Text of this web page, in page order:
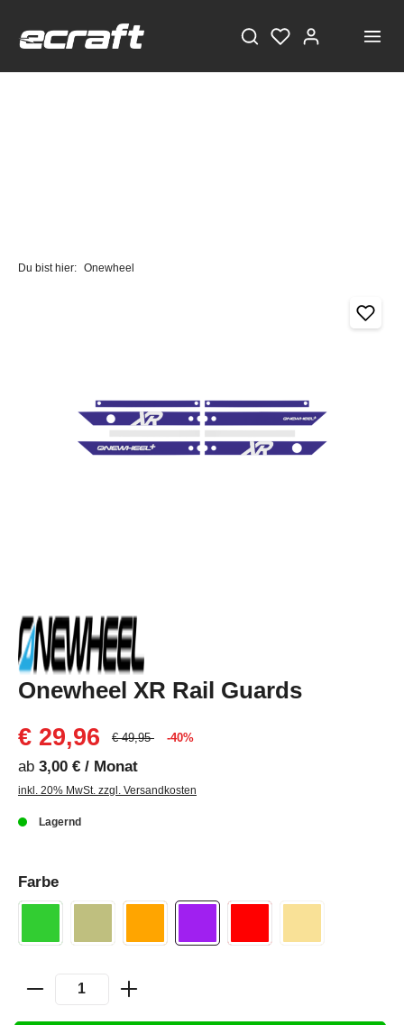
Du bist hier: Onewheel
Onewheel XR Rail Guards
€ 29,96
€ 49,95 -40%
ab 3,00 € / Monat
inkl. 20% MwSt. zzgl. Versandkosten
Lagernd
Farbe